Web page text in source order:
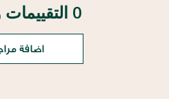
0 التقييمات والآراء
اضافة